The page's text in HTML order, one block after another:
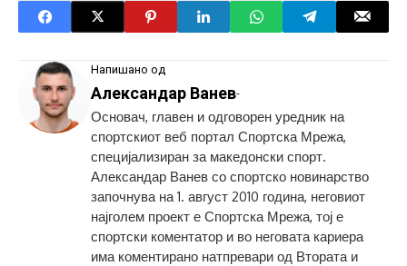
Напишано од
Александар Ванев-
Основач, главен и одговорен уредник на
спортскиот веб портал Спортска Мрежа,
специјализиран за македонски спорт.
Александар Ванев со спортско новинарство
започнува на 1. август 2010 година, неговиот
најголем проект е Спортска Мрежа, тој е
спортски коментатор и во неговата кариера
има коментирано натпревари од Втората и